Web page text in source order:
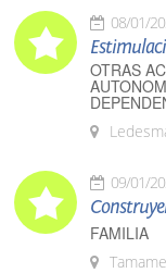
08/01/
OTRAS
09/01/
FAMILIA